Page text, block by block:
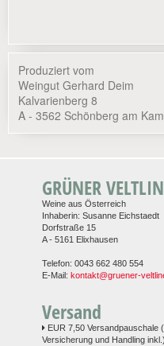
Produziert vom
Weingut Gerhard Deim
Kalvarienberg 8
A - 3562 Schönberg am
GRÜNER
Weine aus Österreich
Inhaberin: Susanne Eichstaedt
Dorfstraße 15
A - 5161 Elixhausen
Telefon: 0043 662 480 554
E-Mail: kontakt@gruener-
Versand
EUR 7,50 Versandpauschale
Versicherung und Handling inkl.)